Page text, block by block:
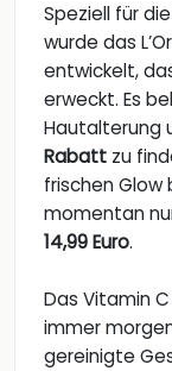
Speziell für
wurde das
entwickelt,
erweckt. Es
Hautalterung
Rabatt zu
frischen
momentan
14,99 Euro.
Das Vitamin C
immer
gereinigte